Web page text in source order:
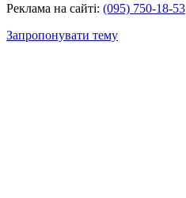
Реклама на сайті: (095) 750-18-53
Запропонувати тему